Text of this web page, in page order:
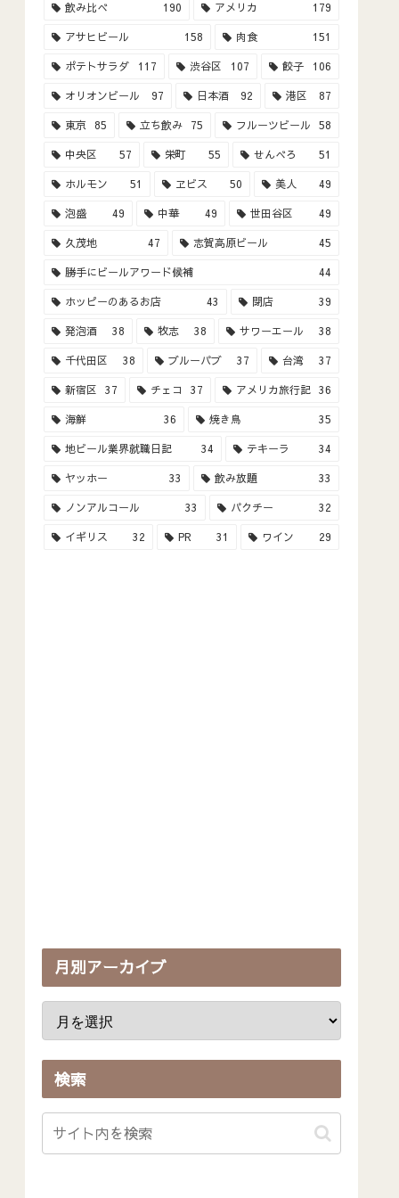
飲み比べ 190 アメリカ 179
アサヒビール 158 肉食 151
ポテトサラダ 117 渋谷区 107 餃子 106
オリオンビール 97 日本酒 92 港区 87
東京 85 立ち飲み 75 フルーツビール 58
中央区 57 栄町 55 せんべろ 51
ホルモン 51 ヱビス 50 美人 49
泡盛 49 中華 49 世田谷区 49
久茂地 47 志賀高原ビール 45
勝手にビールアワード候補 44
ホッピーのあるお店 43 閉店 39
発泡酒 38 牧志 38 サワーエール 38
千代田区 38 ブルーパブ 37 台湾 37
新宿区 37 チェコ 37 アメリカ旅行記 36
海鮮 36 焼き鳥 35
地ビール業界就職日記 34 テキーラ 34
ヤッホー 33 飲み放題 33
ノンアルコール 33 パクチー 32
イギリス 32 PR 31 ワイン 29
月別アーカイブ
検索